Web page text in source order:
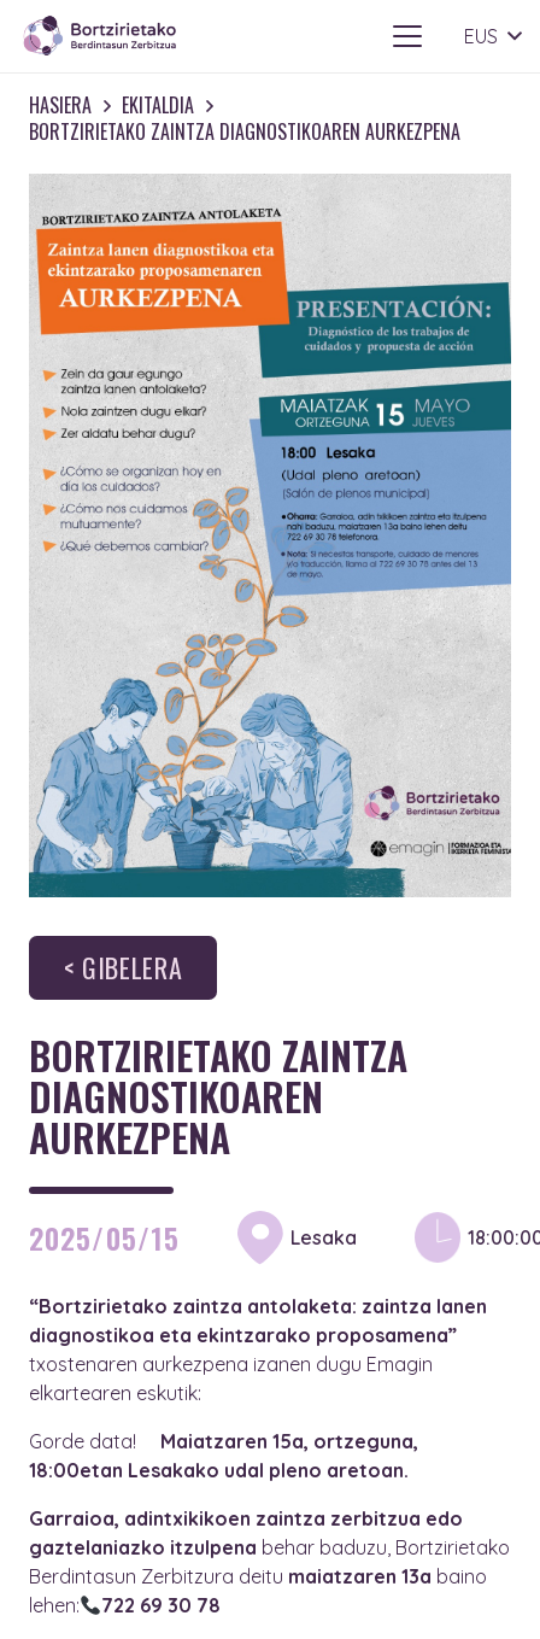
EUS
HASIERA
EKITALDIA
BORTZIRIETAKO ZAINTZA DIAGNOSTIKOAREN AURKEZPENA
< GIBELERA
BORTZIRIETAKO ZAINTZA
DIAGNOSTIKOAREN
AURKEZPENA
2025/05/15 Lesaka
“Bortzirietako zaintza antolaketa: zaintza lanen
diagnostikoa eta ekintzarako proposamena”
txostenaren aurkezpena izanen dugu Emagin
elkartearen eskutik:
Gorde data! Maiatzaren 15a, ortzeguna,
18:00etan Lesakako udal pleno aretoan.
Garraioa, adintxikikoen zaintza zerbitzua edo
gaztelaniazko itzulpena behar baduzu, Bortzirietako
Berdintasun Zerbitzura deitu maiatzaren 13a baino
lehen:
722 69 30 78